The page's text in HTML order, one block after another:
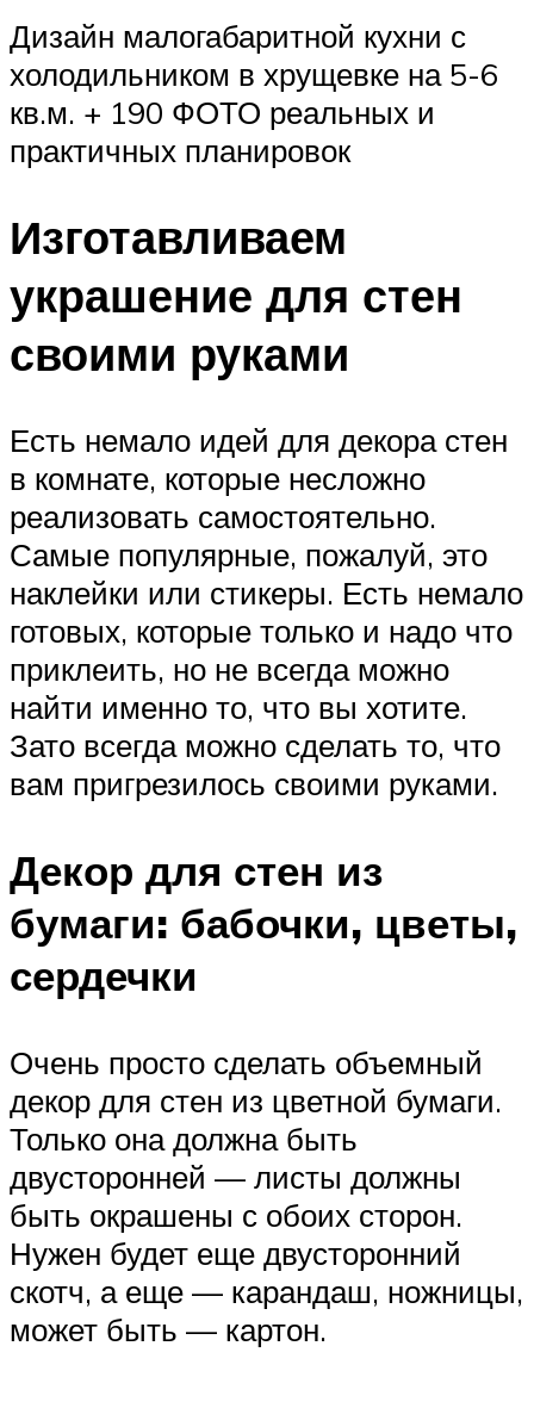
Дизайн малогабаритной кухни с
холодильником в хрущевке на 5-6
кв.м. + 190 ФОТО реальных и
практичных планировок
Изготавливаем
украшение для стен
своими руками
Есть немало идей для декора стен
в комнате, которые несложно
реализовать самостоятельно.
Самые популярные, пожалуй, это
наклейки или стикеры. Есть немало
готовых, которые только и надо что
приклеить, но не всегда можно
найти именно то, что вы хотите.
Зато всегда можно сделать то, что
вам пригрезилось своими руками.
Декор для стен из
бумаги: бабочки, цветы,
сердечки
Очень просто сделать объемный
декор для стен из цветной бумаги.
Только она должна быть
двусторонней — листы должны
быть окрашены с обоих сторон.
Нужен будет еще двусторонний
скотч, а еще — карандаш, ножницы,
может быть — картон.